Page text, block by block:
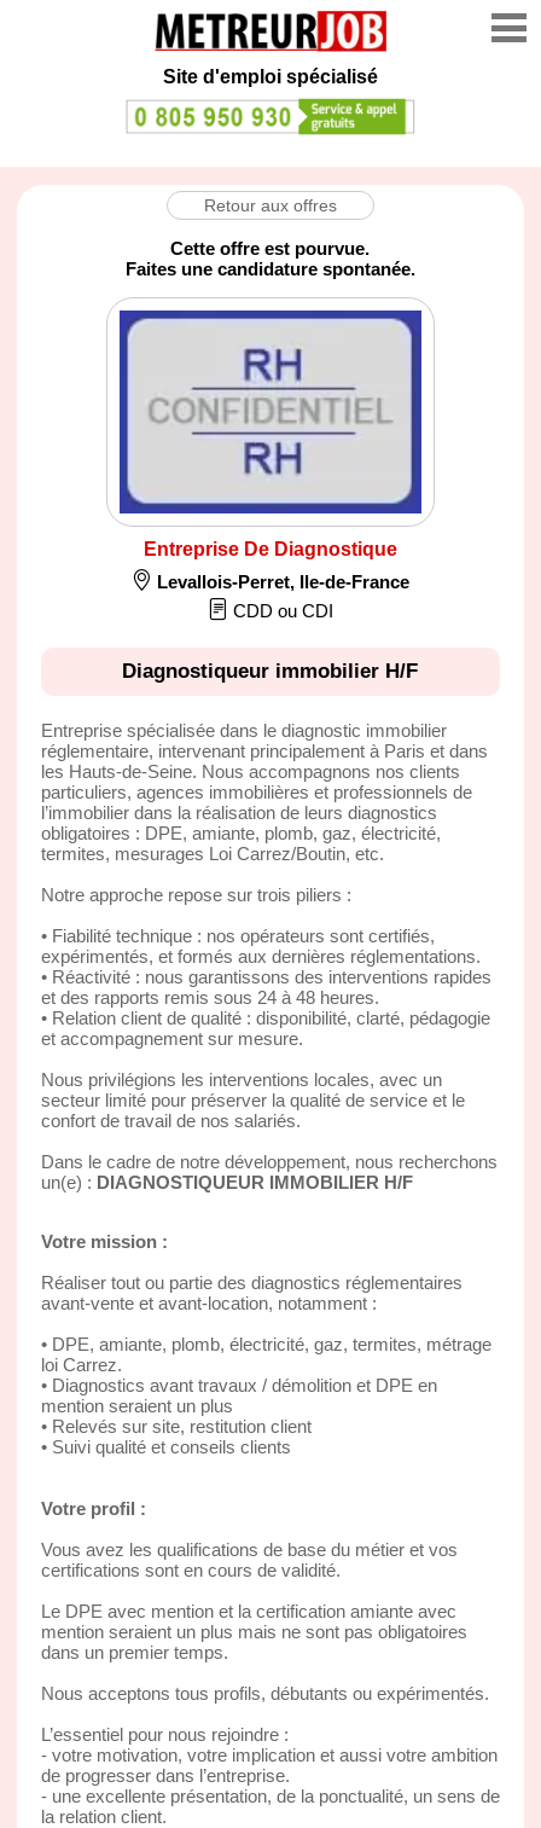
Site d'emploi spécialisé
Retour aux offres
Cette offre est pourvue.
Faites une candidature spontanée.
Entreprise De Diagnostique
Levallois-Perret, Ile-de-France
CDD ou CDI
Diagnostiqueur immobilier H/F
Entreprise spécialisée dans le diagnostic immobilier
réglementaire, intervenant principalement à Paris et dans
les Hauts-de-Seine. Nous accompagnons nos clients
particuliers, agences immobilières et professionnels de
l’immobilier dans la réalisation de leurs diagnostics
obligatoires : DPE, amiante, plomb, gaz, électricité,
termites, mesurages Loi Carrez/Boutin, etc.
Notre approche repose sur trois piliers :
• Fiabilité technique : nos opérateurs sont certifiés,
expérimentés, et formés aux dernières réglementations.
• Réactivité : nous garantissons des interventions rapides
et des rapports remis sous 24 à 48 heures.
• Relation client de qualité : disponibilité, clarté, pédagogie
et accompagnement sur mesure.
Nous privilégions les interventions locales, avec un
secteur limité pour préserver la qualité de service et le
confort de travail de nos salariés.
Dans le cadre de notre développement, nous recherchons
un(e) : DIAGNOSTIQUEUR IMMOBILIER H/F
Votre mission :
Réaliser tout ou partie des diagnostics réglementaires
avant-vente et avant-location, notamment :
• DPE, amiante, plomb, électricité, gaz, termites, métrage
loi Carrez.
• Diagnostics avant travaux / démolition et DPE en
mention seraient un plus
• Relevés sur site, restitution client
• Suivi qualité et conseils clients
Votre profil :
Vous avez les qualifications de base du métier et vos
certifications sont en cours de validité.
Le DPE avec mention et la certification amiante avec
mention seraient un plus mais ne sont pas obligatoires
dans un premier temps.
Nous acceptons tous profils, débutants ou expérimentés.
L’essentiel pour nous rejoindre :
- votre motivation, votre implication et aussi votre ambition
de progresser dans l’entreprise.
- une excellente présentation, de la ponctualité, un sens de
la relation client.